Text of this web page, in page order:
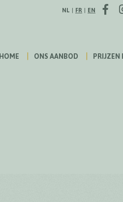
Volg ons op
NL FR EN
HOME ONS AANBOD PRIJZEN